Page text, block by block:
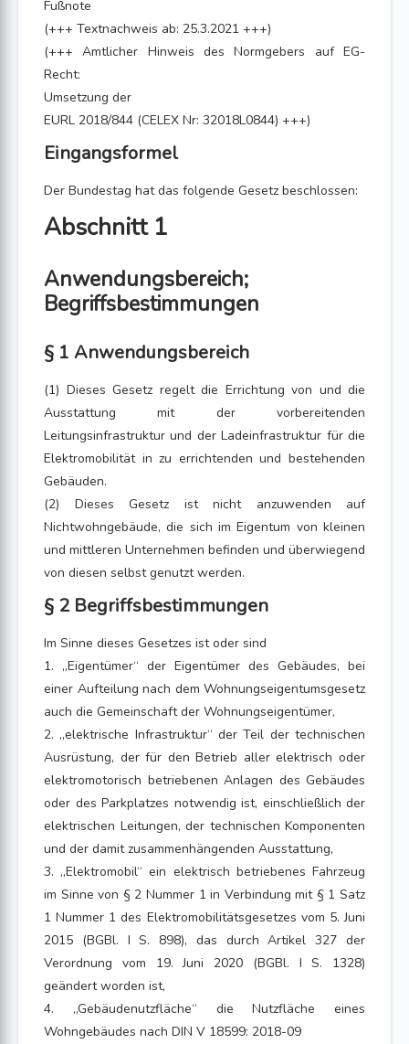
Fußnote
(+++ Textnachweis ab: 25.3.2021 +++)
(+++ Amtlicher Hinweis des Normgebers auf EG-
Recht:
Umsetzung der
EURL 2018/844 (CELEX Nr: 32018L0844) +++)
Eingangsformel
Der Bundestag hat das folgende Gesetz beschlossen:
Abschnitt 1
Anwendungsbereich;
Begriffsbestimmungen
§ 1 Anwendungsbereich
(1) Dieses Gesetz regelt die Errichtung von und die
Ausstattung mit der vorbereitenden
Leitungsinfrastruktur und der Ladeinfrastruktur für die
Elektromobilität in zu errichtenden und bestehenden
Gebäuden.
(2) Dieses Gesetz ist nicht anzuwenden auf
Nichtwohngebäude, die sich im Eigentum von kleinen
und mittleren Unternehmen befinden und überwiegend
von diesen selbst genutzt werden.
§ 2 Begriffsbestimmungen
Im Sinne dieses Gesetzes ist oder sind
1. „Eigentümer“ der Eigentümer des Gebäudes, bei
einer Aufteilung nach dem Wohnungseigentumsgesetz
auch die Gemeinschaft der Wohnungseigentümer,
2. „elektrische Infrastruktur“ der Teil der technischen
Ausrüstung, der für den Betrieb aller elektrisch oder
elektromotorisch betriebenen Anlagen des Gebäudes
oder des Parkplatzes notwendig ist, einschließlich der
elektrischen Leitungen, der technischen Komponenten
und der damit zusammenhängenden Ausstattung,
3. „Elektromobil“ ein elektrisch betriebenes Fahrzeug
im Sinne von § 2 Nummer 1 in Verbindung mit § 1 Satz
1 Nummer 1 des Elektromobilitätsgesetzes vom 5. Juni
2015 (BGBl. I S. 898), das durch Artikel 327 der
Verordnung vom 19. Juni 2020 (BGBl. I S. 1328)
geändert worden ist,
4. „Gebäudenutzfläche“ die Nutzfläche eines
Wohngebäudes nach DIN V 18599: 2018-09